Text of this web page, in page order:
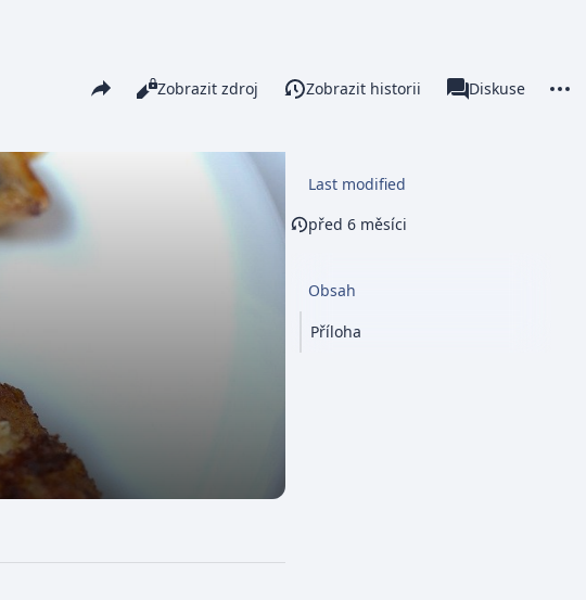
Share this pageZobrazení
Číst
Zobrazit zdroj Zobrazit historii associated-pages
Stránka
Diskuse
Last modified
před 6 měsíci
Obsah
Příloha